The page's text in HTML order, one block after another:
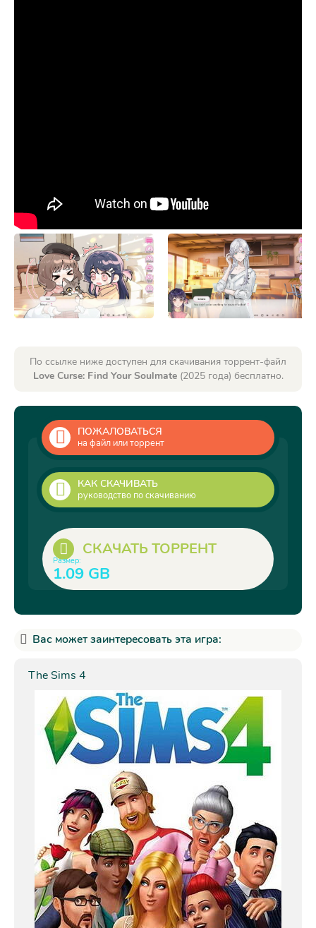
По ссылке ниже доступен для скачивания торрент-файл
Love Curse: Find Your Soulmate(2025 года) бесплатно.
ПОЖАЛОВАТЬСЯ
на файл или торрент
КАК СКАЧИВАТЬ
руководство по скачиванию
СКАЧАТЬ ТОРРЕНТ
Размер:
1.09 GB
Вас может заинтересовать эта игра:
The Sims 4